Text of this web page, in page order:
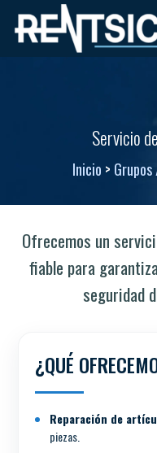
Servicio
Inicio >
Ofrecemos un
fiable para
seguridad
¿QUÉ
Reparación de
piezas.